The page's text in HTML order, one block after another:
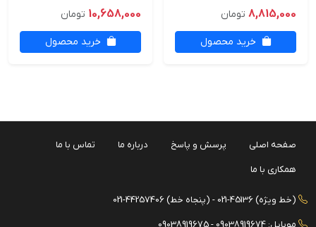
8,815,000 تومان
خرید محصول
10,658,000 تومان
خرید محصول
صفحه اصلی پرسش و پاسخ درباره ما تماس با ما
همکاری با ما
(خط ویژه) 45136-021 - (پنجاه خط) 44257406-021